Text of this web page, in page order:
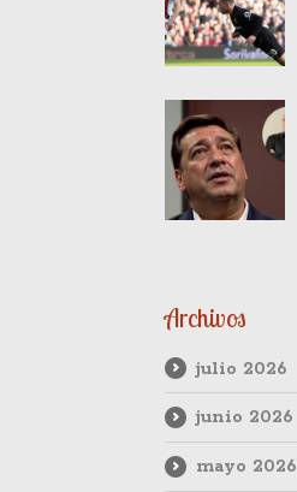
Archivos
julio 2026
junio 2026
mayo 2026